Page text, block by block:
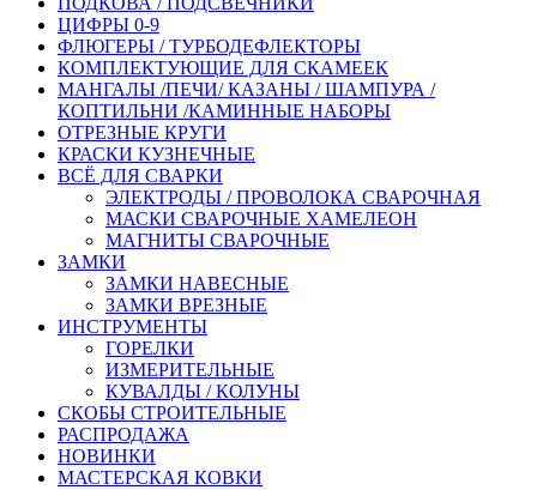
ЦИФРЫ 0-9
ФЛЮГЕРЫ / ТУРБОДЕФЛЕКТОРЫ
КОМПЛЕКТУЮЩИЕ ДЛЯ СКАМЕЕК
МАНГАЛЫ /ПЕЧИ/ КАЗАНЫ / ШАМПУРА /
КОПТИЛЬНИ /КАМИННЫЕ НАБОРЫ
ОТРЕЗНЫЕ КРУГИ
КРАСКИ КУЗНЕЧНЫЕ
ВСЁ ДЛЯ СВАРКИ
ЭЛЕКТРОДЫ / ПРОВОЛОКА СВАРОЧНАЯ
МАСКИ СВАРОЧНЫЕ ХАМЕЛЕОН
МАГНИТЫ СВАРОЧНЫЕ
ЗАМКИ
ЗАМКИ НАВЕСНЫЕ
ЗАМКИ ВРЕЗНЫЕ
ИНСТРУМЕНТЫ
ГОРЕЛКИ
ИЗМЕРИТЕЛЬНЫЕ
КУВАЛДЫ / КОЛУНЫ
СКОБЫ СТРОИТЕЛЬНЫЕ
РАСПРОДАЖА
НОВИНКИ
МАСТЕРСКАЯ КОВКИ